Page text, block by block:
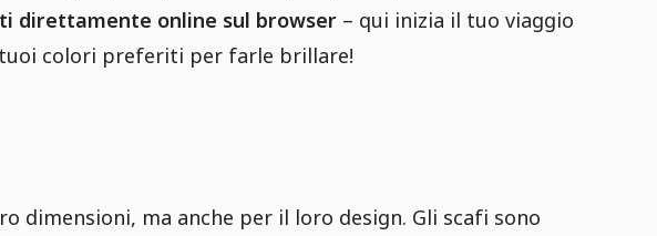
direttamente online sul browser – qui inizia il tuo viaggio
tuoi colori preferiti per farle brillare!
dimensioni, ma anche per il loro design. Gli scafi sono